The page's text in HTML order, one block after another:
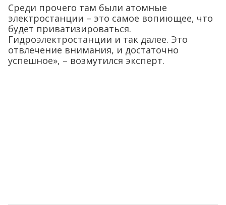
Среди прочего там были атомные
электростанции – это самое вопиющее, что
будет приватизироваться.
Гидроэлектростанции и так далее. Это
отвлечение внимания, и достаточно
успешное», – возмутился эксперт.